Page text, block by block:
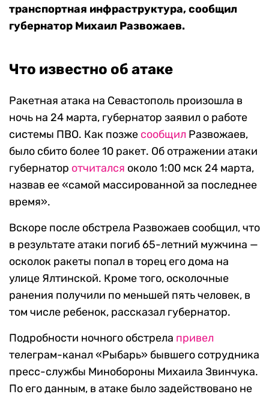
транспортная инфраструктура, сообщил
губернатор Михаил Развожаев.
Что известно об атаке
Ракетная атака на Севастополь произошла в
ночь на 24 марта, губернатор заявил о работе
системы ПВО. Как позже сообщил Развожаев,
было сбито более 10 ракет. Об отражении атаки
губернатор отчитался около 1:00 мск 24 марта,
назвав ее «самой массированной за последнее
время».
Вскоре после обстрела Развожаев сообщил, что
в результате атаки погиб 65-летний мужчина —
осколок ракеты попал в торец его дома на
улице Ялтинской. Кроме того, осколочные
ранения получили по меньшей пять человек, в
том числе ребенок, рассказал губернатор.
Подробности ночного обстрела привел
телеграм-канал «Рыбарь» бывшего сотрудника
пресс-службы Минобороны Михаила Звинчука.
По его данным, в атаке было задействовано не